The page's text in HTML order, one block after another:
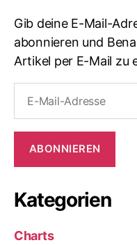
Gib deine E-Mail-
abonnieren und
Artikel per E-Mail zu
Mail-
Adresse
ABONNIEREN
Kategorien
Charts